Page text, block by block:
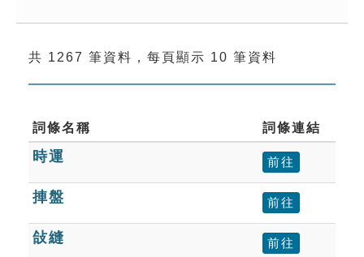
成語故事
索引選單
單字索引
生命大百科索引
遊戲專區
教學應用
共 1267 筆資料，每頁顯示 10 筆資料
詞條名稱 詞條連結
時運 前往
捙盤 前往
敆縫 前往